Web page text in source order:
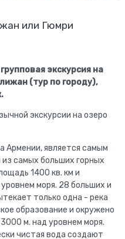
или Гюмри
экскурсия на
(тур по городу),
экскурсии на озеро
Армении, является самым
самых больших горных
1400 кв. км и
моря. 28 больших и
только одна - река
образование и окружено
м. над уровнем моря.
чистая вода создают